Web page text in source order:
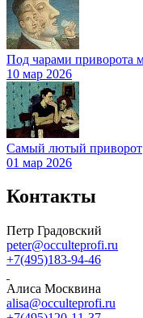
Под чарами приворота
10 мар 2026
Самый лютый приворот
01 мар 2026
Контакты
Петр Градовский
peter@occulteprofi.ru
+7(495)183-94-46
Алиса Москвина
alisa@occulteprofi.ru